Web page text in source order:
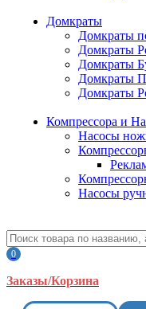
Домкраты
Домкраты
Домкраты
Домкраты
Домкраты
Домкраты
Компрессора и
Насосы
Насосы
0
Заказы/Корзина